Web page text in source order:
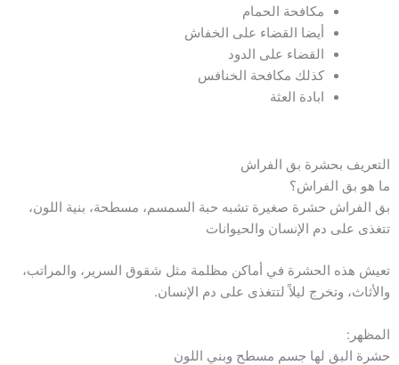
مكافحة الحمام
أيضا القضاء على الخفاش
القضاء على الدود
كذلك مكافحة الخنافس
ابادة العثة
التعريف بحشرة بق الفراش
ما هو بق الفراش؟
بق الفراش حشرة صغيرة تشبه حبة السمسم، مسطحة، بنية اللون،
تتغذى على دم الإنسان والحيوانات
تعيش هذه الحشرة في أماكن مظلمة مثل شقوق السرير، والمراتب،
والأثاث، وتخرج ليلاً لتتغذى على دم الإنسان.
المظهر:
حشرة البق لها جسم مسطح وبني اللون